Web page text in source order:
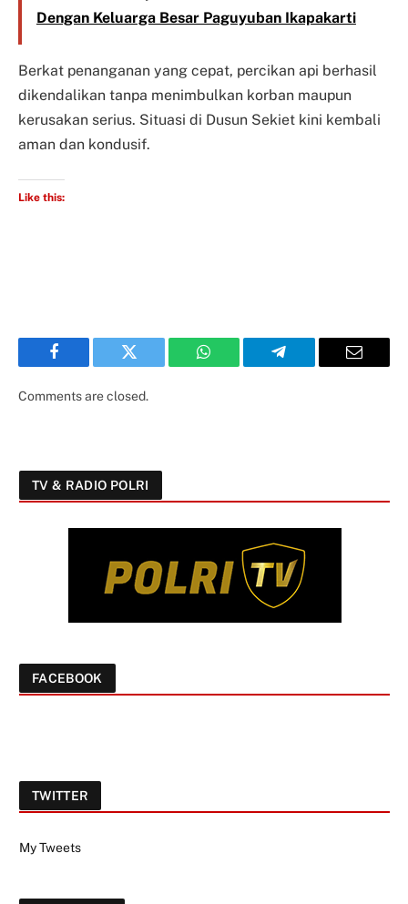
Dengan Keluarga Besar Paguyuban Ikapakarti
Berkat penanganan yang cepat, percikan api berhasil
dikendalikan tanpa menimbulkan korban maupun
kerusakan serius. Situasi di Dusun Sekiet kini kembali
aman dan kondusif.
Like this:
Facebook Twitter WhatsApp Telegram Email
Comments are closed.
TV & RADIO POLRI
FACEBOOK
TWITTER
My Tweets